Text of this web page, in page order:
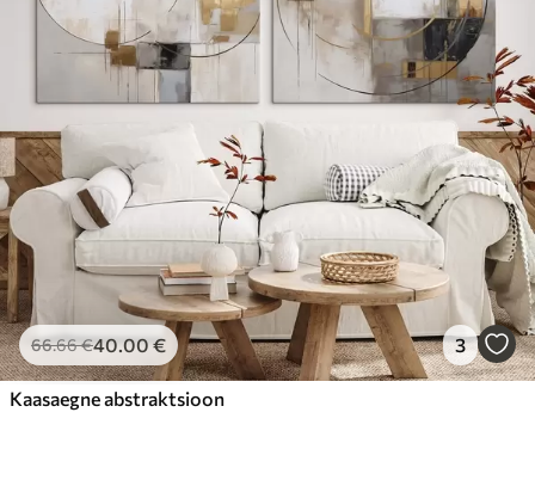
66.66€40.00 € 3
Kaasaegne abstraktsioon